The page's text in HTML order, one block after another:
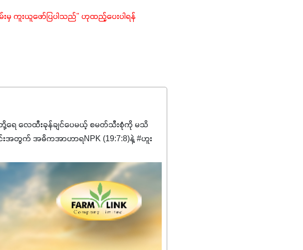
းမှ ကူးယူဖော်ပြပါသည်" ဟုထည့်ပေးပါရန်
တို့ရေ ‌လေထီးခုန်ချင်ပေမယ့် စမတ်သီးစုံကို မသိ
အတွက် အဓိကအာဟာရNPK (19:7:8)နဲ့ #ဟူး
ါတယ်။ အဓိကအကျိုးကျေးဇူးတွေအနေနဲ့ကတော့
များ၏အရွက်များစိမ်းလန်းသန်စွမ်းပြီး အစာ
ေကာ အပင်သန်၍ အကြီးမြန်စေပါတယ်။
ောက်မှုကို ပို၍သန်မာလာအောင် အားပေးပါ
ျားကိုလည်း အားပေးပါတယ်။ လုံလောက်တဲ့
တက်စေပြီး အသီးအရည်အသွေး၊ အရွယ်အစားနဲ့
းမစ်အက်စစ်ပါဝင်ပေါင်းစပ်ထားတဲ့အတွက်